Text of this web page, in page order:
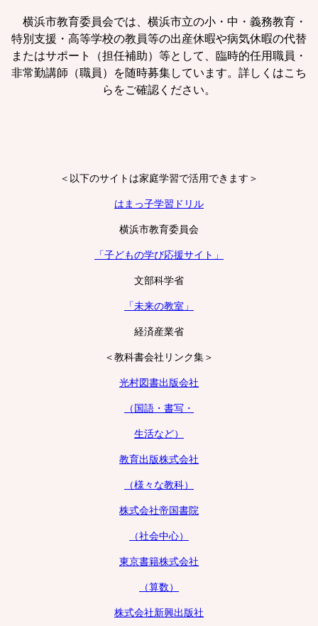
横浜市教育委員会では、横浜市立の小・中・義務教育・
特別支援・高等学校の教員等の出産休暇や病気休暇の代替
またはサポート（担任補助）等として、臨時的任用職員・
非常勤講師（職員）を随時募集しています。詳しくはこち
らをご確認ください。
＜以下のサイトは家庭学習で活用できます＞
はまっ子学習ドリル
横浜市教育委員会
「子どもの学び応援サイト」
文部科学省
「未来の教室」
経済産業省
＜教科書会社リンク集＞
光村図書出版会社
（国語・書写・
生活など）
教育出版株式会社
（様々な教科）
株式会社帝国書院
（社会中心）
東京書籍株式会社
（算数）
株式会社新興出版社